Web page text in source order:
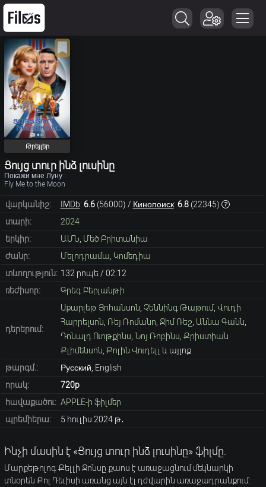
Թրեյլեր
Ցույց տուր ինձ լուսինը
Покажи мне Луну
Fly Me to the Moon
վարկանիշ: IMDb: 6.6(56000) / Кинопоиск: 6.8(22345)
տարի:
2024
երկիր:
ԱՄՆ Մեծ Բրիտանիա
ժանր:
Մելոդրամա Կոմեդիա
տևողություն: 132 րոպե / 02։12
ռեժիսոր:
Գրեգ Բերլանթի
դերերում:
Սքարլեթ Յոհանսոն Չեննինգ Թաթում, Վուդի
Հարրելսոն Ռեյ Ռոմանո Ջիմ Ռեշ Աննա Գանն
Դոնալդ Ուոթքինս Նոյ Ռոբինս Քրիստիան
Քլիմենսոն Քոլին Վուդելլ և այլոք
թարգմ.:
Русский, English
որակ:
720p
հավաքածու: APPLE-ի ֆիլմեր
պրեմիերա:
5 հուլիս 2024 թ․
Ինչի մասին է «Ցույց տուր ինձ լուսինը» ֆիլմը.
Մարքեթոլոգ Քելլի Ջոնսը քաոս է առաջացնում մեկնարկի
տնօրեն Քոլ Դեւիսի առանց այն էլ դժվարին առաջադրանքում: